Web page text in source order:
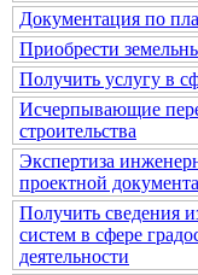
Документация по
Приобрести
Получить услугу в
Исчерпывающие
строительства
Экспертиза
проектной
Получить сведения
систем в сфере
деятельности